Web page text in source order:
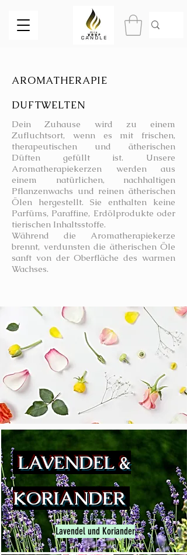
AROMATHERAPIE
DUFTWELTEN
Dein Zuhause wird zu einem
Zufluchtsort, wenn es mit frischen,
therapeutischen und ätherischen
Düften gefüllt ist. Unsere
Aromatherapiekerzen werden aus
einem natürlichen, nachhaltigen
Pflanzenwachs und reinen ätherischen
Ölen hergestellt. Sie enthalten keine
Parfüms, Paraffine, Erdölprodukte oder
tierischen Inhaltsstoffe.
Während die Aromatherapiekerze
brennt, verdunsten die ätherischen Öle
sanft von der Oberfläche des warmen
Wachses.
LAVENDEL &
KORIANDER
Lavendel und Koriander